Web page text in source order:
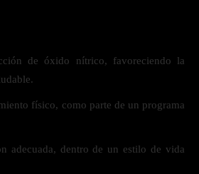
de óxido nítrico, favoreciendo la
físico, como parte de un programa
adecuada, dentro de un estilo de vida